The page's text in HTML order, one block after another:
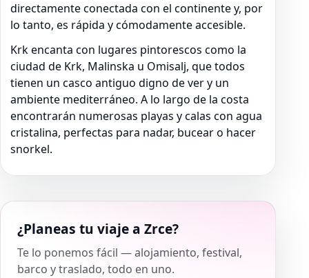
directamente conectada con el continente y, por
lo tanto, es rápida y cómodamente accesible.
Krk encanta con lugares pintorescos como la
ciudad de Krk, Malinska u Omisalj, que todos
tienen un casco antiguo digno de ver y un
ambiente mediterráneo. A lo largo de la costa
encontrarán numerosas playas y calas con agua
cristalina, perfectas para nadar, bucear o hacer
snorkel.
¿Planeas tu viaje a Zrce?
Te lo ponemos fácil — alojamiento, festival,
barco y traslado, todo en uno.